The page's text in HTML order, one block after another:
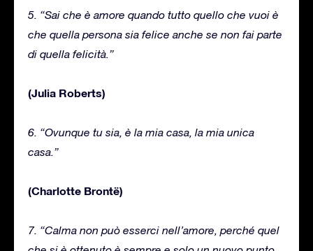
5. “Sai che è amore quando tutto quello che vuoi è
che quella persona sia felice anche se non fai parte
di quella felicità.”
(Julia Roberts)
6. “Ovunque tu sia, è la mia casa, la mia unica
casa.”
(Charlotte Brontë)
7. “Calma non può esserci nell’amore, perché quel